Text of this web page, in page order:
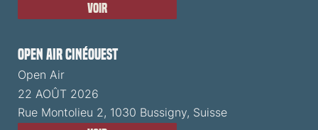
Voir
Open Air CinéOuest
Open Air
22 AOÛT 2026
Rue Montolieu 2, 1030 Bussigny, Suisse